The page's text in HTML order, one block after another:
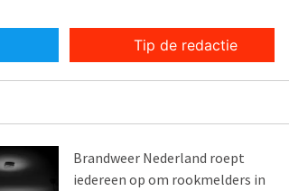
Tip de redactie
Brandweer Nederland roept
iedereen op om rookmelders in